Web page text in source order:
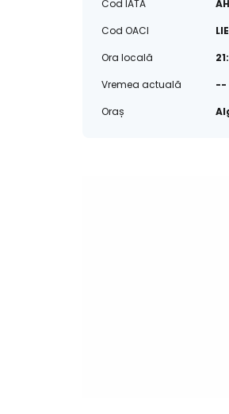
Cod IATA
Cod OACI
Ora locală
Vremea actuală
--
Oraș